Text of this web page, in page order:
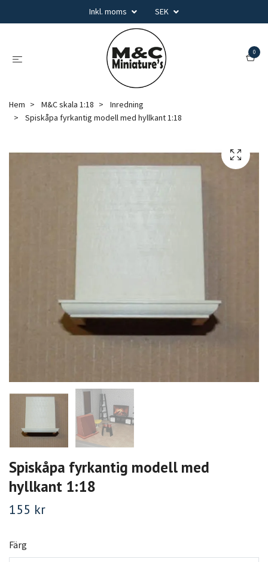
Inkl. moms SEK
0
Hem M&C skala 1:18
Inredning
Spiskåpa fyrkantig modell med hyllkant 1:18
Spiskåpa fyrkantig modell med
hyllkant 1:18
155 kr
Färg